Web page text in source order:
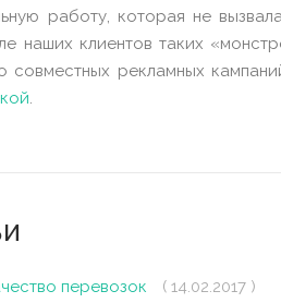
работу, которая не
наших клиентов таких
совместных рекламных
.
перевозок
( 14.02.2017 )